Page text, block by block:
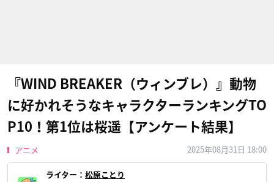
『WIND BREAKER（ウィンブレ）』動物
に好かれそうなキャラクターランキングTO
P10！第1位は桜遥【アンケート結果】
アニメ 2025年08月31日 18:00
ライター： 松原ことり